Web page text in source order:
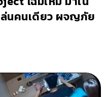
นคนเดียว ผจญภัย